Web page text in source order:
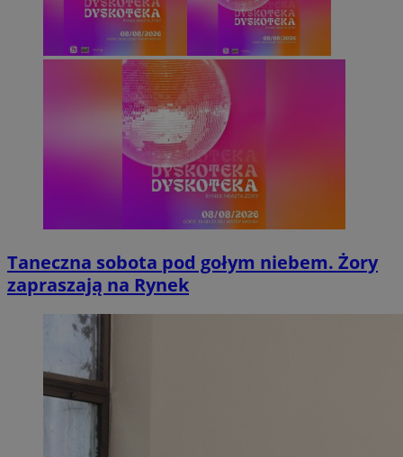
Taneczna sobota pod gołym niebem. Żory
zapraszają na Rynek